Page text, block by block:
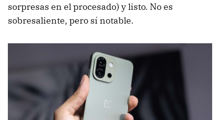
sorpresas en el procesado) y listo. No es
sobresaliente, pero sí notable.